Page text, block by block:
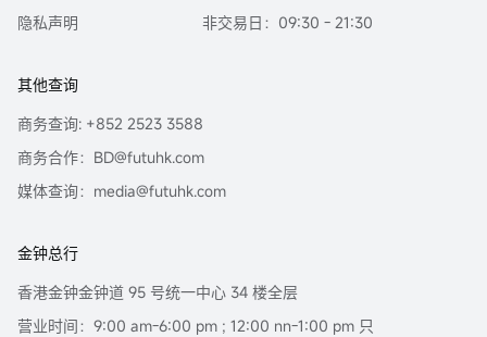
隐私声明
非交易日：09:30 - 21:30
其他查询
商务查询: +852 2523 3588
商务合作：BD@futuhk.com
媒体查询：media@futuhk.com
金钟总行
香港金钟金钟道 95 号统一中心 34 楼全层
营业时间：9:00 am-6:00 pm ; 12:00 nn-1:00 pm 只